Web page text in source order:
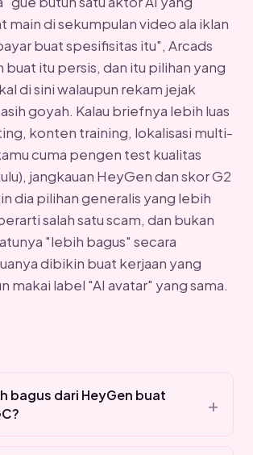
main di sekumpulan video ala iklan
buat spesifisitas itu", Arcads
itu persis, dan itu pilihan yang
di sini walaupun rekam jejak
goyah. Kalau briefnya lebih luas
konten training, lokalisasi multi-
cuma pengen test kualitas
jangkauan HeyGen dan skor G2
dia pilihan generalis yang lebih
salah satu scam, dan bukan
"lebih bagus" secara
dibikin buat kerjaan yang
makai label "AI avatar" yang sama.
bagus dari HeyGen buat